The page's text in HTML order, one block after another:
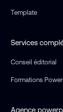
Template
Services
Conseil éditorial
Formations
Agence